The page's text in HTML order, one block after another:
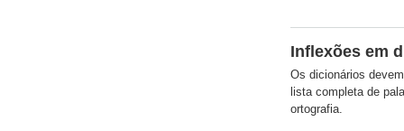
Inflexões em
Os dicionários
lista completa de
ortografia.